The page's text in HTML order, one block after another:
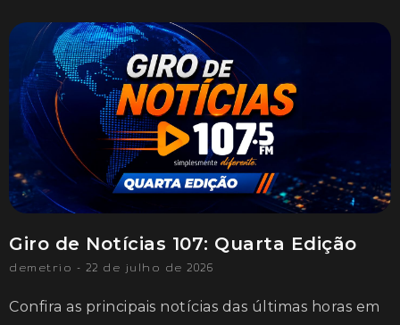
Giro de Notícias 107: Quarta Edição
demetrio 22 de julho de 2026
Confira as principais notícias das últimas horas em